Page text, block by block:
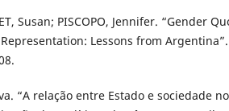
Susan; PISCOPO, Jennifer. “Gender
Lessons from
“A relação entre Estado e sociedade